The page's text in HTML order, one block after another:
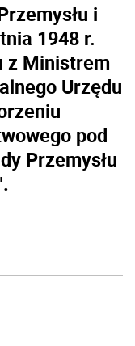
i
1948 r.
z Ministrem
Urzędu
pod
Przemysłu